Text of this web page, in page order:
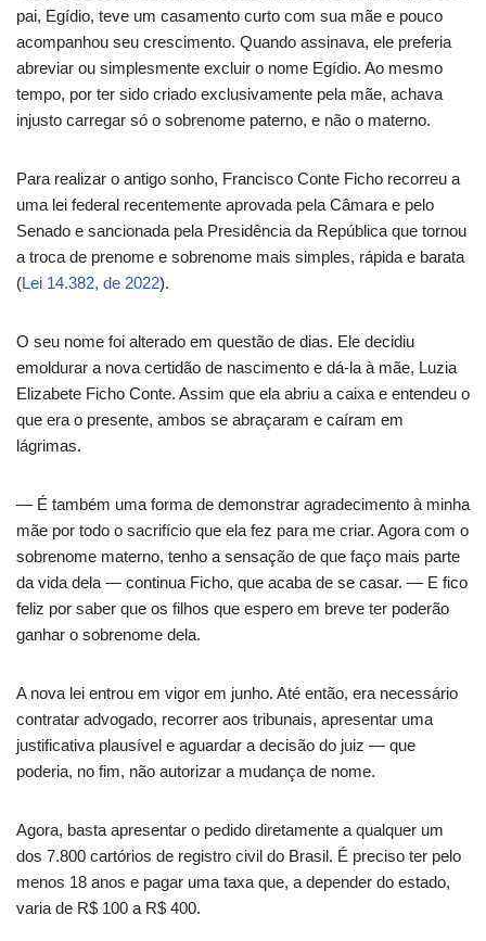
pai, Egídio, teve um casamento curto com sua mãe e pouco
acompanhou seu crescimento. Quando assinava, ele preferia
abreviar ou simplesmente excluir o nome Egídio. Ao mesmo
tempo, por ter sido criado exclusivamente pela mãe, achava
injusto carregar só o sobrenome paterno, e não o materno.
Para realizar o antigo sonho, Francisco Conte Ficho recorreu a
uma lei federal recentemente aprovada pela Câmara e pelo
Senado e sancionada pela Presidência da República que tornou
a troca de prenome e sobrenome mais simples, rápida e barata
(Lei 14.382, de 2022).
O seu nome foi alterado em questão de dias. Ele decidiu
emoldurar a nova certidão de nascimento e dá-la à mãe, Luzia
Elizabete Ficho Conte. Assim que ela abriu a caixa e entendeu o
que era o presente, ambos se abraçaram e caíram em
lágrimas.
— É também uma forma de demonstrar agradecimento à minha
mãe por todo o sacrifício que ela fez para me criar. Agora com o
sobrenome materno, tenho a sensação de que faço mais parte
da vida dela — continua Ficho, que acaba de se casar. — E fico
feliz por saber que os filhos que espero em breve ter poderão
ganhar o sobrenome dela.
A nova lei entrou em vigor em junho. Até então, era necessário
contratar advogado, recorrer aos tribunais, apresentar uma
justificativa plausível e aguardar a decisão do juiz — que
poderia, no fim, não autorizar a mudança de nome.
Agora, basta apresentar o pedido diretamente a qualquer um
dos 7.800 cartórios de registro civil do Brasil. É preciso ter pelo
menos 18 anos e pagar uma taxa que, a depender do estado,
varia de R$ 100 a R$ 400.